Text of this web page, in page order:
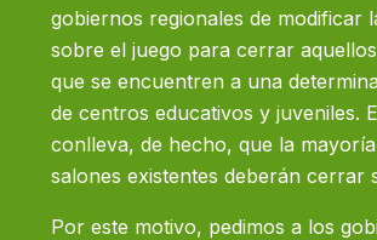
gobiernos regionales de modificar
sobre el juego para cerrar
que se encuentren a una
de centros educativos y juveniles.
conlleva, de hecho, que la
salones existentes deberán cerrar
Por este motivo, pedimos a los